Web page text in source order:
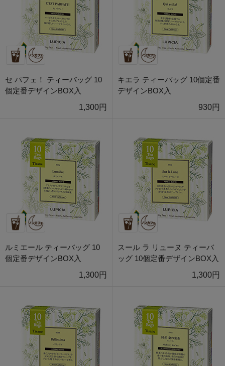
セ パフェ！ ティーバッグ 10
個定番デザインBOX入
1,300円
キエラ ティーバッグ 10個定番
デザインBOX入
930円
ルミエール ティーバッグ 10
個定番デザインBOX入
1,300円
スール ラ リューヌ ティーバ
ッグ 10個定番デザインBOX入
1,300円